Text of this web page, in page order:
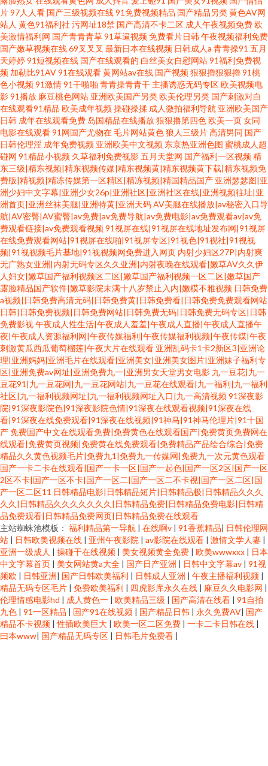
片97人人看 国产三级视频在线91免费视频精品 国产精品另类黄色AV网
站人 黄色91福利社 污网址18禁 国产高清不卡二区 成人午夜视频免费欧
美激情福利网 国产青青青草91草逼视频免费看片日韩午夜视频福利免费
国产嫩草视频在线69叉叉叉 最新日本在线视频 日韩成人a 青青操91 五月
天婷婷91短视频在线 国产在线观看的 白丝美女自慰网站91福利免费视
频 加勒比91AV91在线观看黄网站av在线 国产视频狠狠擼狠狠擼91桃
色小视频91激情91干啪啪 青青操青青干 主播诱惑无码专区欧美视频电
影91播放 麻豆桃色网站 亚洲欧美国产另类欧美伦理另类 国产刺激对白
在线观看91精品 欧美成年视频操碰操揉 成人微拍福利导航 亚洲欧美国产
日韩 成年在线观看免费 岛国精品在线播放狠狠撸第四色欧美一页女同
电影在线观看91网国产尤物在毛片网站黄色狼人三级片高清男同 国产
日韩伦理淫 成年免费视频 亚洲欧美中文视频 东京热亚洲色图 蜜桃成人超
碰网 91精品小视频 久草福利免费视影五月天堂网 国产福利一区视频精
东三级|精东视频|精东视频传媒|精东视频黄|精东视频黄下载|精东视频免
费版|精视频|精冻传媒第一区精区|精冻视频|精国精品国产 亚洲瑟瑟图|亚
洲少妇中文字幕|亚洲少女26p|亚洲社区|亚洲社区在线|亚洲视频往址|亚
洲首页|亚洲丝袜美腿|亚洲特黄|亚洲天码AV美腿在线播放|av秘密入口导
航|AV密臀|AV蜜臀|av免费|av免费导航|av免费电影|av免费观看av|av免
费观看链接|av免费观看视频91视屏在线|91视屏在线地址发布网|91视屏
在线免费观看网站|91视屏在线啪|91视屏专区|91视色|91视社|91视视
频|91视视频毛片基地|91视视频网免费进入网页 内射少妇区27P|内射爽
无广熟女亚洲|内射无码专区久久亚洲|内射夜晚在线观看|嫩草AV久久伊
人妇女|嫩草国产福利视频区二区|嫩草国产福利视频一区二区|嫩草国产
露脸精品国产软件|嫩草影院未满十八岁禁止入内|嫩模不雅视频 日韩免费
a视频|日韩免费高清无码|日韩免费黄|日韩免费看|日韩免费免费观看网站
日韩|日韩免费视频|日韩免费网站|日韩免费无码|日韩免费无码专区|日韩
免费影视午夜成人性生活|午夜成人羞羞|午夜成人直播|午夜成人直播午
夜|午夜成人资源福利网|午夜传媒福利|午夜传媒福利视频|午夜传煤|午夜
刺激黄瓜西瓜葡萄榴莲|午夜大片在线观看 亚洲乱码卡1卡2新区3|亚洲论
理|亚洲妈妈|亚洲毛片在线观看|亚洲美女|亚洲美女图片|亚洲妹子福利专
区|亚洲免费av网址|亚洲免费九一|亚洲男女天堂男女电影 九一豆花|九一
豆花91|九一豆花网|九一豆花网站|九一豆花在线观看|九一福利|九一福利
社区|九一福利视频网址|九一福利视频网址入口|九一高清视频91深夜影
院|91深夜影院色|91深夜影院色情|91深夜在线观看视频|91深夜在线
看|91深夜在线免费观看|91深夜在线视频|91神马|91神马伦理片|91十国
产免费国产中文在线观看免费|免费黄色在线观看国产|免费黄页免费网在
线观看|免费黄页视频|免费黄在线免费观看|免费精品产品绘合综合|免费
精品久久黄色视频毛片|免费九1|免费九一传媒网|免费九一次元黄色观看
国产一卡二卡在线观看|国产一卡一区|国产一起色|国产一区2区|国产一区
2区不卡|国产一区不卡|国产一区二|国产一区二不卡视|国产一区二区|国
产一区二区11 日韩精品电影|日韩精品短片|日韩精品极|日韩精品久久久
久久|日韩精品久久久久久久久|日韩精品免费|日韩精品免费电影|日韩精
品免费观看|日韩精品免费网页|日韩精品免费在线观看
主站蜘蛛池模板： 福利精品第一导航 | 在线啊v | 91香蕉精品| 日韩伦理网
站 | 日韩欧美视频在线 | 亚州午夜影院 | av影院在线观看 | 激情文学人妻 |
亚洲一级成人 | 操碰干在线视频 | 美女视频黄全免费 | 欧美wwwxxx | 日本
中文字幕首页 | 美女网站黄a大全 | 国产日产亚洲 | 日韩中文字幕av | 91视
频欧 | 日韩亚洲| 国产日韩欧美福利 | 日韩成人亚洲 | 午夜主播福利视频 |
精品无码专区毛片 | 免费欧美福利 | 四虎影库永久在线 | 麻豆久久电影网 |
伦理情感电影hd | 成人黄色一 | 欧美精品三级 | 国产高清在线看 | 91自拍
九色 | 91一区精品 | 国产91在线视频 | 国产精品日韩 | 永久免费AV| 国产
精品不卡视频 |性插欧美巨大 | 欧美一区二区免费 | 一卡二卡日韩在线 |
曰本www| 国产精品无码专区 | 日韩毛片免费看 |